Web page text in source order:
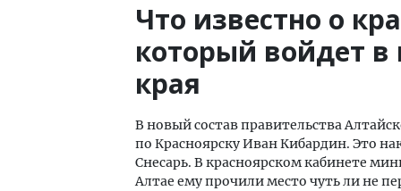
Что известно о
который войдет в
края
В новый состав правительства
по Красноярску Иван Кибардин. Это
Снесарь. В красноярском кабинете
Алтае ему прочили место чуть ли не